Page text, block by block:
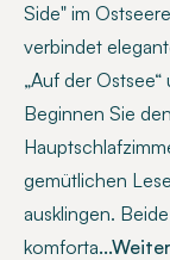
Side" im
verbindet
„Auf der
Beginnen Sie
gemütlichen
ausklingen.
komforta